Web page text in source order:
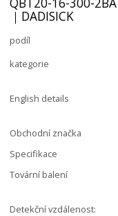
｜DADISICK
podíl
kategorie
English details
Obchodní značka
Specifikace
Tovární balení
Detekční vzdálenost: